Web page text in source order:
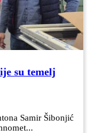
su temelj
Samir Šibonjić